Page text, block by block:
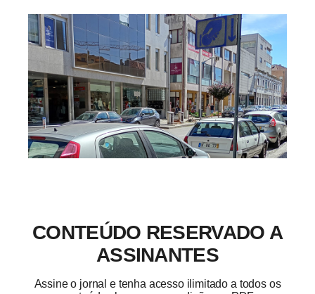
CONTEÚDO RESERVADO A
ASSINANTES
Assine o jornal e tenha acesso ilimitado a todos os